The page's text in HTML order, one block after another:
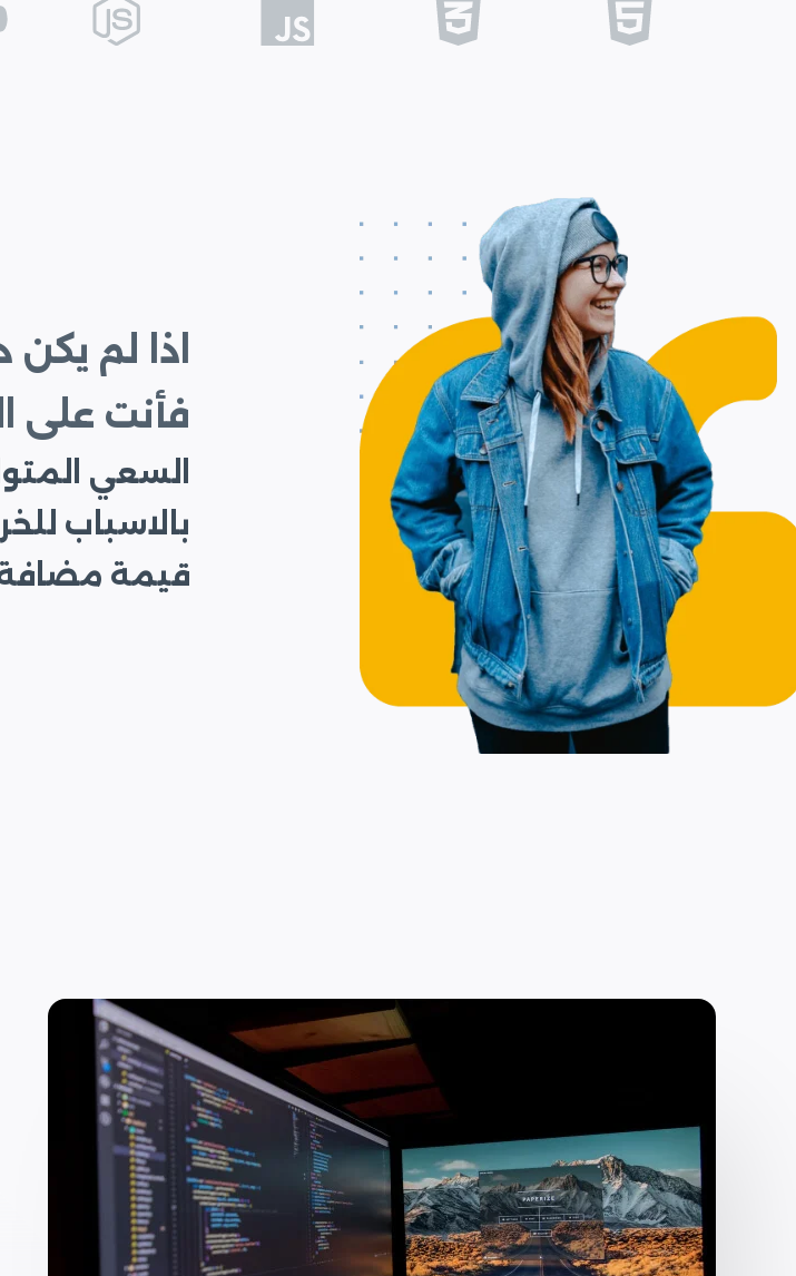
اذا لم
فأنت على
السعي
بالاسباب
قيمة مضافة